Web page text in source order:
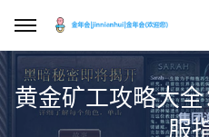
黄金矿工攻略大
服